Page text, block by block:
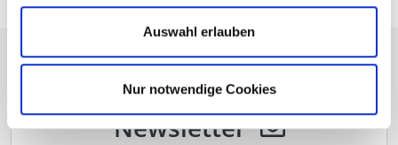
Auswahl erlauben
Nur notwendige Cookies
Newsletter